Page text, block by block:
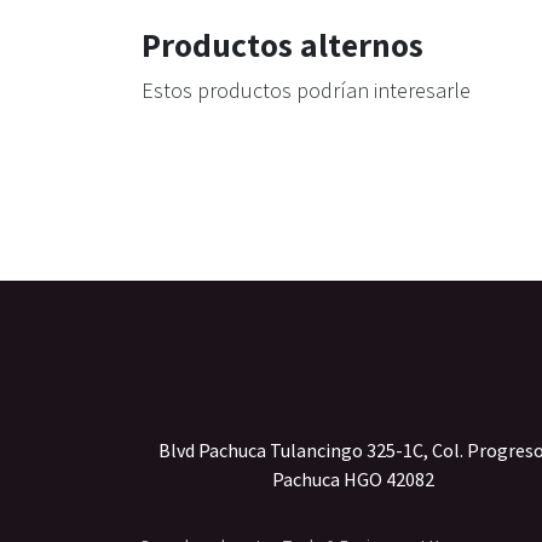
Productos alternos
Estos productos podrían interesarle
Blvd Pachuca Tulancingo 325-1C, Col.
Pachuca HGO 42082